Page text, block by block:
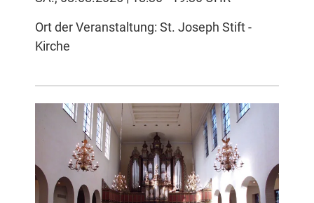
Ort der Veranstaltung: St. Joseph Stift -
Kirche